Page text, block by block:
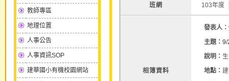
教師專區
地理位置
人事公告
人事資訊SOP
建華國小有機校園網站
班網 103年度
相簿資料
發表人：
主題： 9/
說明：
地點：